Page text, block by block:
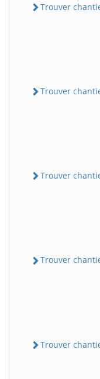
Trouver
Trouver
Trouver
Trouver
Trouver